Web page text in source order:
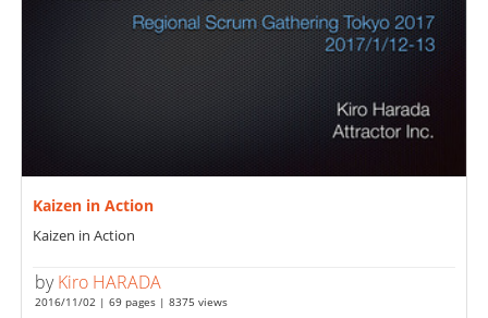
Kaizen in Action
Kaizen in Action
byKiro HARADA
2016/11/02 | 69 pages | 8375 views